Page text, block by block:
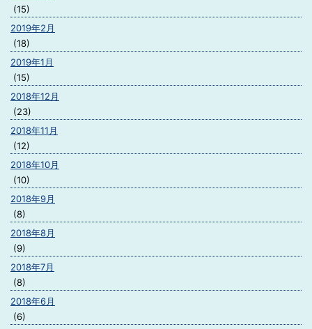
(15)
2019年2月
(18)
2019年1月
(15)
2018年12月
(23)
2018年11月
(12)
2018年10月
(10)
2018年9月
(8)
2018年8月
(9)
2018年7月
(8)
2018年6月
(6)